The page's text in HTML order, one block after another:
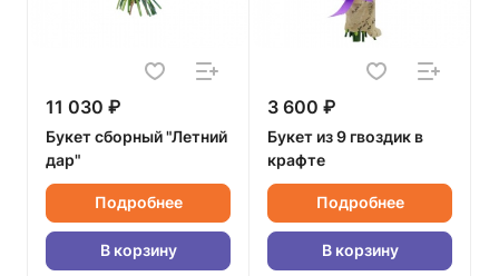
11 030 ₽
Букет сборный "Летний
дар"
Подробнее
В корзину
3 600 ₽
Букет из 9 гвоздик в
крафте
Подробнее
В корзину